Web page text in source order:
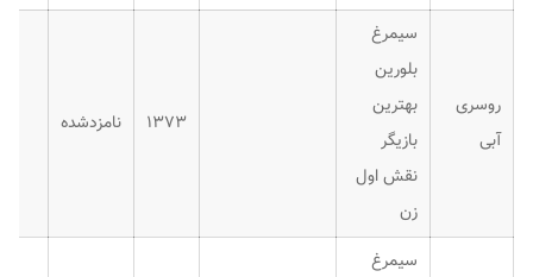
روسری
آبی
سیمرغ
بلورین
بهترین
بازیگر
نقش اول
زن
۱۳۷۳ نامزدشده
سیمرغ